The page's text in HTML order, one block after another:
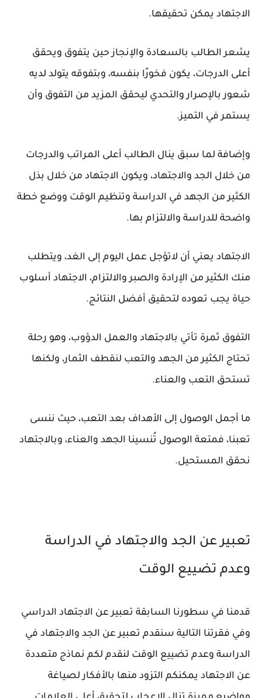
الاجتهاد يمكن تحقيقها.
يشعر الطالب بالسعادة والإنجاز حين يتفوق ويحقق
أعلى الدرجات، يكون فخورًا بنفسه، وبتفوقه يتولد لديه
شعور بالإصرار والتحدي ليحقق المزيد من التفوق وأن
يستمر في التميز.
وإضافة لما سبق ينال الطالب أعلى المراتب والدرجات
من خلال الجد والاجتهاد، ويكون الاجتهاد من خلال بذل
الكثير من الجهد في الدراسة وتنظيم الوقت ووضع خطة
واضحة للدراسة والالتزام بها.
الاجتهاد يعني أن لاتؤجل عمل اليوم إلى الغد، ويتطلب
منك الكثير من الإرادة والصبر والالتزام، الاجتهاد أسلوب
حياة يجب تعوده لتحقيق أفضل النتائج.
التفوق ثمرة تأتي بالاجتهاد والعمل الدؤوب، وهو رحلة
تحتاج الكثير من الجهد والتعب لنقطف الثمار، ولكنها
تستحق التعب والعناء.
ما أجمل الوصول إلى الأهداف بعد التعب، حيث ننسى
تعبنا، فمتعة الوصول تُنسينا الجهد والعناء، وبالاجتهاد
نحقق المستحيل.
تعبير عن الجد والاجتهاد في الدراسة
وعدم تضييع الوقت
قدمنا في سطورنا السابقة تعبير عن الاجتهاد الدراسي
وفي فقرتنا التالية سنقدم تعبير عن الجد والاجتهاد في
الدراسة وعدم تضييع الوقت لنقدم لكم نماذج متعددة
عن الاجتهاد يمكنكم التزود منها بالأفكار لصياغة